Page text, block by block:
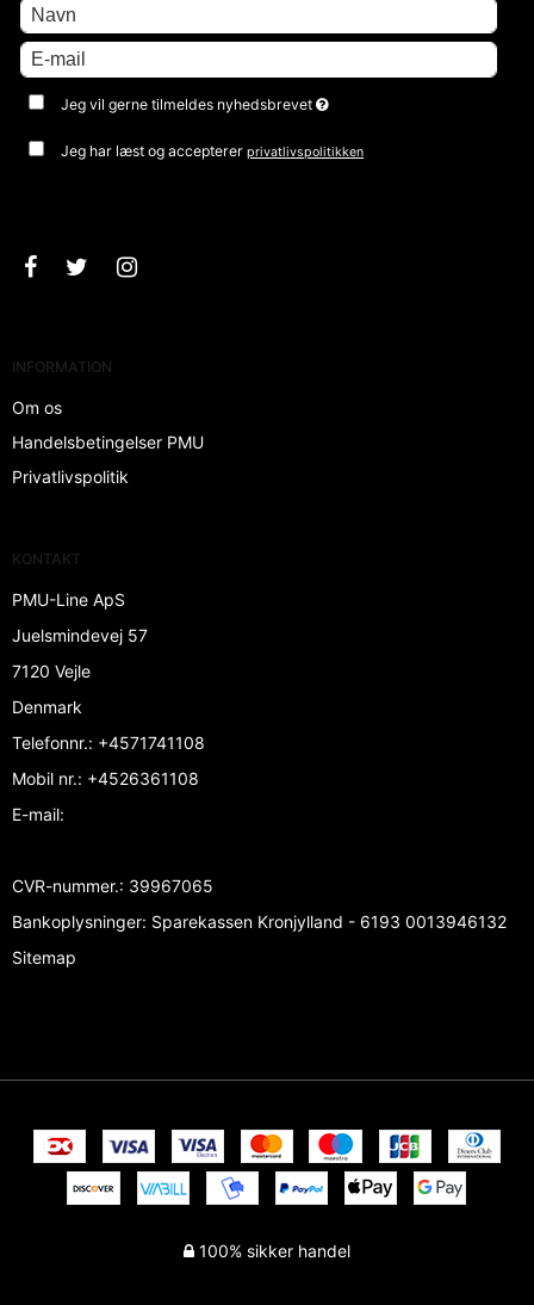
Jeg vil gerne tilmeldes nyhedsbrevet
Jeg har læst og acceptererprivatlivspolitikken
INFORMATION
Om os
Handelsbetingelser PMU
Privatlivspolitik
KONTAKT
PMU-Line ApS
Juelsmindevej 57
7120 Vejle
Denmark
Telefonnr.: +4571741108
Mobil nr.: +4526361108
E-mail:
CVR-nummer.: 39967065
Bankoplysninger: Sparekassen Kronjylland - 6193 0013946132
Sitemap
100% sikker handel